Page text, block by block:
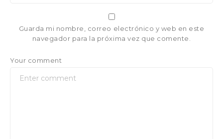
Guarda mi nombre, correo electrónico y web en este
navegador para la próxima vez que comente.
Your comment